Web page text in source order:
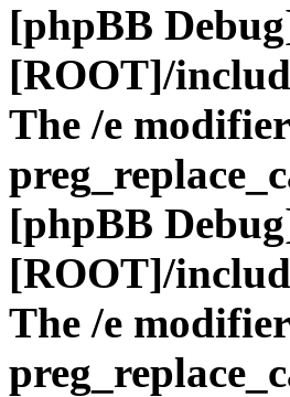
[phpBB
[ROOT]/
The /e
[phpBB
[ROOT]/
The /e